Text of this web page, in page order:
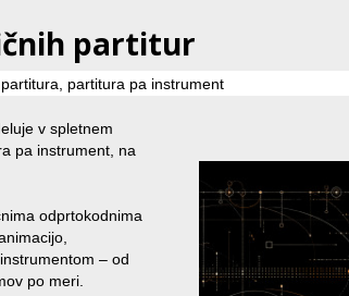
partitur
partitura pa instrument
v spletnem
pa instrument, na
odprtokodnima
– od
po meri.